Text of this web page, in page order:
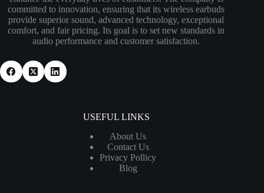
committed to innovation, ensuring that its wireless earbuds
provide superior sound, advanced technology, exceptional
comfort, and fair pricing. Its goal is to set new standards in
audio performance and customer satisfaction.
USEFUL LINKS
About Us
Contact Us
Privacy Pollicy
Blog